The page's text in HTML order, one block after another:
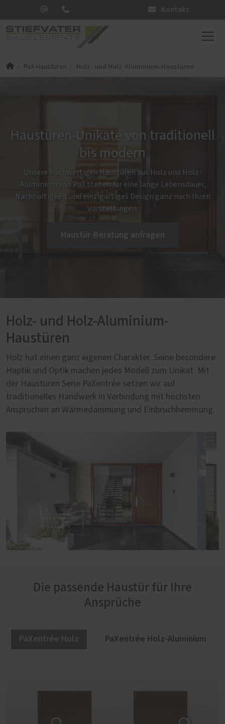
Kontakt
PaX-Haustüren Holz- und Holz-Aluminium-Haustüren
Haustüren-Unikate von traditionell
bis modern
Unsere hochwertigen Haustüren aus Holz und Holz-
Aluminium von PaX stehen für eine lange Lebensdauer,
Nachhaltigkeit und einzigartiges Design ganz nach Ihren
Vorstellungen.
Haustür-Beratung anfragen
Holz- und Holz-Aluminium-
Haustüren
Holz hat einen ganz eigenen Charakter. Seine besondere
Haptik und Optik machen jedes Modell zum Unikat. Mit
der Haustüren Serie PaXentrée setzen wir auf
traditionelles Handwerk in Verbindung mit höchsten
Ansprüchen an Wärmedämmung und Einbruchhemmung.
Die passende Haustür für Ihre
Ansprüche
PaXentrée Holz PaXentrée Holz-Aluminium